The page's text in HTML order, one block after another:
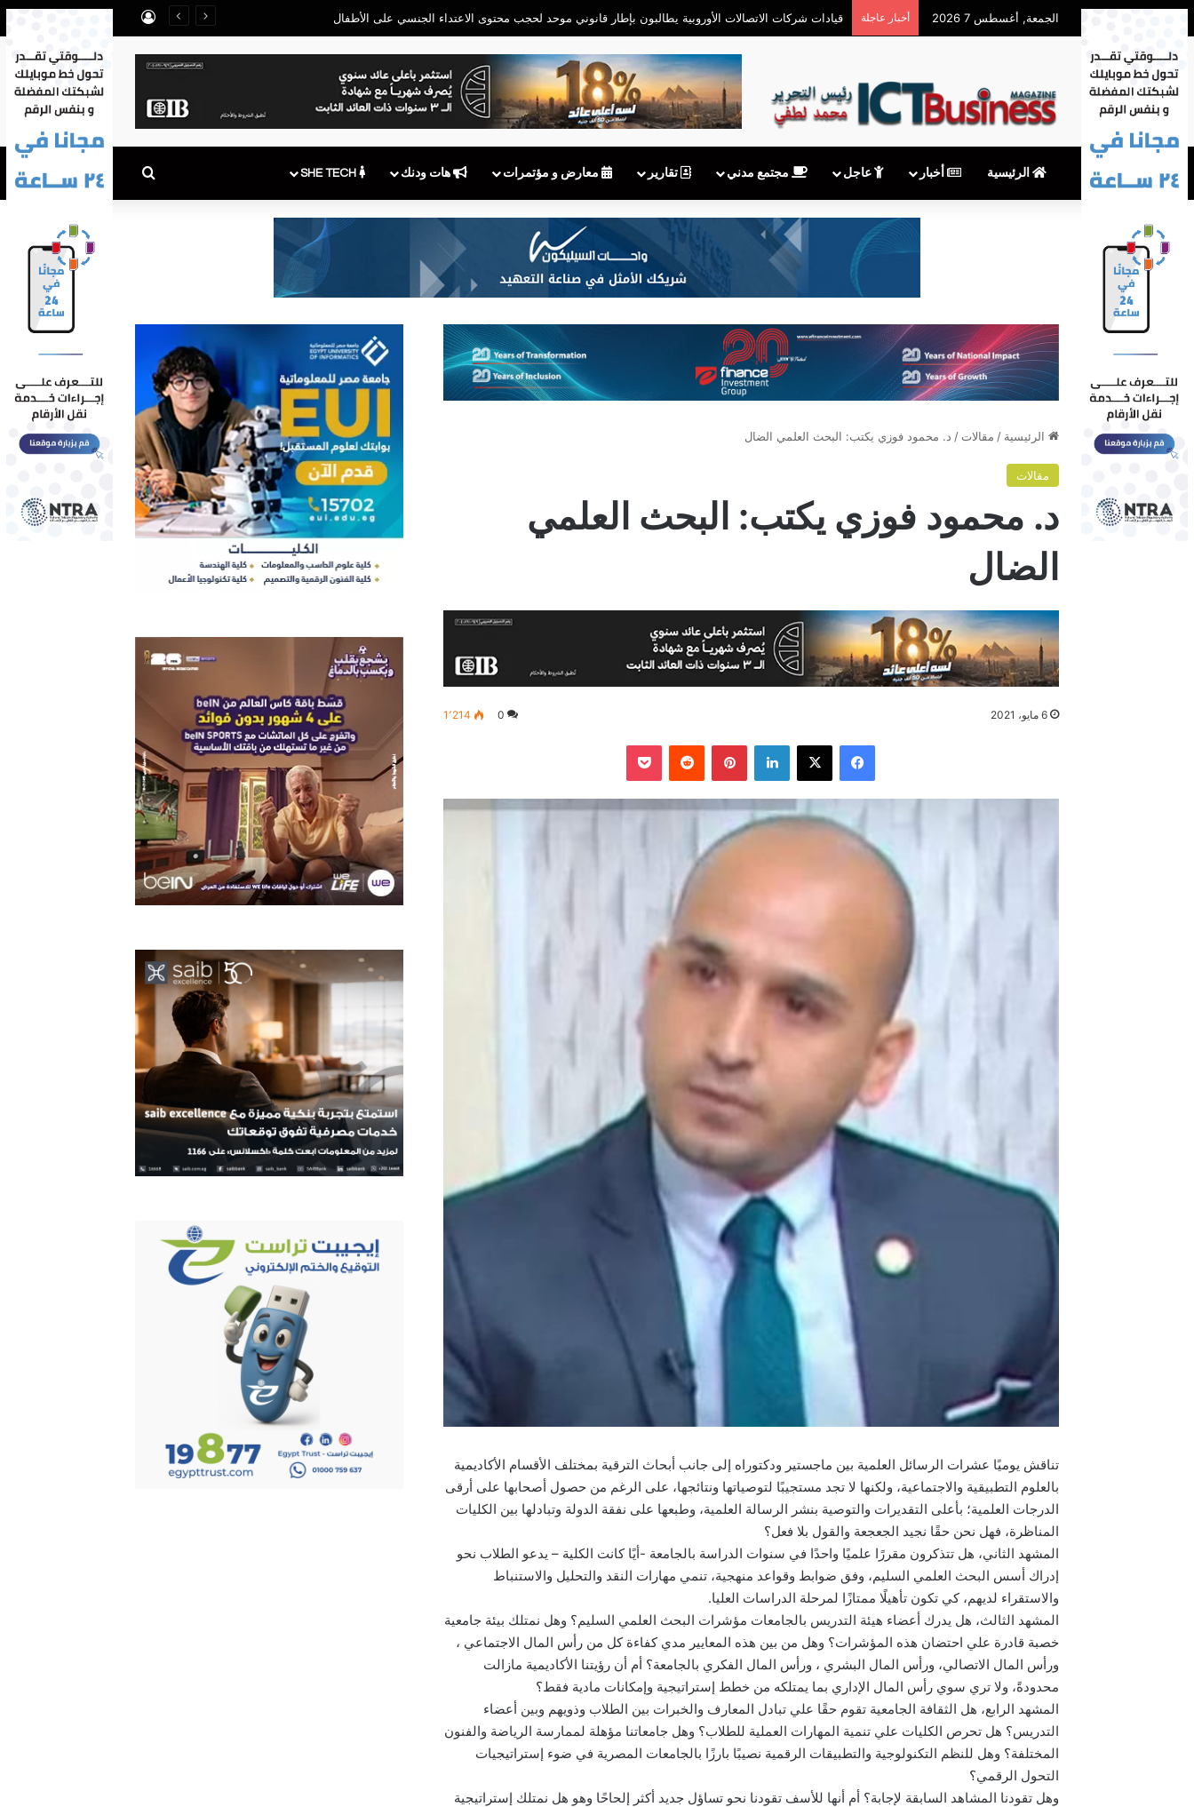
الجمعة, أغسطس 7 2026 أخبار عاجلة معهدITI شريك أكاديمي في المؤتمر السنوي للمنظمة العربية لشبكات البحث والتعليم تسجيل الدخول
الرئيسية أخبار عاجل مجتمع مدني تقارير معارض و مؤتمرات هات ودنك بحث عن
الرئيسية / مقالات / د. محمود فوزي يكتب: البحث العلمي الضال
مقالات
د. محمود فوزي يكتب: البحث العلمي
الضال
6 مايو، 2021 0 1٬214
فيسبوك ‫X لينكدإن بينتيريست
‏Reddit
‫Pocket
تناقش يوميًا عشرات الرسائل العلمية بين ماجستير ودكتوراه إلى جانب أبحاث الترقية بمختلف الأقسام الأكاديمية
بالعلوم التطبيقية والاجتماعية، ولكنها لا تجد مستجيبًا لتوصياتها ونتائجها، على الرغم من حصول أصحابها على أرقى
الدرجات العلمية؛ بأعلى التقديرات والتوصية بنشر الرسالة العلمية، وطبعها على نفقة الدولة وتبادلها بين الكليات
المناظرة، فهل نحن حقًا نجيد الجعجعة والقول بلا فعل؟
المشهد الثاني، هل تتذكرون مقررًا علميًا واحدًا في سنوات الدراسة بالجامعة -أيًا كانت الكلية – يدعو الطلاب نحو
إدراك أسس البحث العلمي السليم، وفق ضوابط وقواعد منهجية، تنمي مهارات النقد والتحليل والاستنباط
والاستقراء لديهم، كي تكون تأهيلًا ممتازًا لمرحلة الدراسات العليا.
المشهد الثالث، هل يدرك أعضاء هيئة التدريس بالجامعات مؤشرات البحث العلمي السليم؟ وهل نمتلك بيئة جامعية
خصبة قادرة علي احتضان هذه المؤشرات؟ وهل من بين هذه المعايير مدي كفاءة كل من رأس المال الاجتماعي ،
ورأس المال الاتصالي، ورأس المال البشري ، ورأس المال الفكري بالجامعة؟ أم أن رؤيتنا الأكاديمية مازالت
محدودةً، ولا تري سوي رأس المال الإداري بما يمتلكه من خطط إستراتيجية وإمكانات مادية فقط؟
المشهد الرابع، هل الثقافة الجامعية تقوم حقًا علي تبادل المعارف والخبرات بين الطلاب وذويهم وبين أعضاء
التدريس؟ هل تحرص الكليات علي تنمية المهارات العملية للطلاب؟ وهل جامعاتنا مؤهلة لممارسة الرياضة والفنون
المختلفة؟ وهل للنظم التكنولوجية والتطبيقات الرقمية نصيبًا بارزًا بالجامعات المصرية في ضوء إستراتيجيات
التحول الرقمي؟
وهل تقودنا المشاهد السابقة لإجابة؟ أم أنها للأسف تقودنا نحو تساؤل جديد أكثر إلحاحًا وهو هل نمتلك إستراتيجية